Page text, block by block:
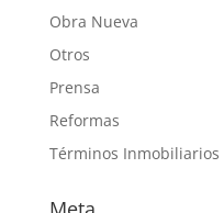
Obra Nueva
Otros
Prensa
Reformas
Términos Inmobiliarios